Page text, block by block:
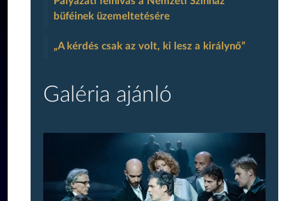
büféinek üzemeltetésére
„A kérdés csak az volt, ki lesz a királynő”
Galéria ajánló